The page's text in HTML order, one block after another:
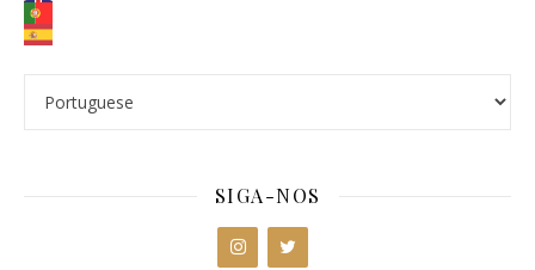
SIGA-NOS